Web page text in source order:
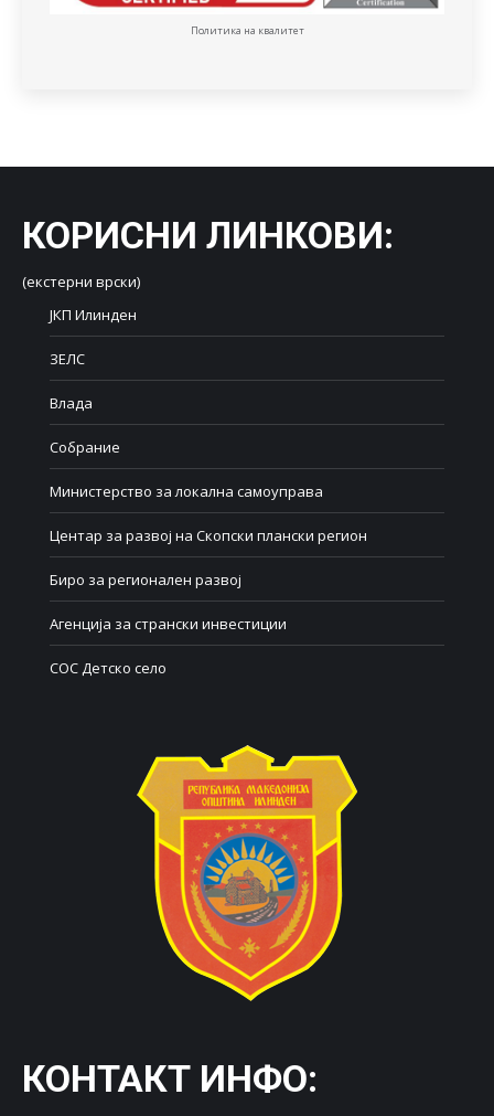
Политика на квалитет
КОРИСНИ ЛИНКОВИ:
(екстерни врски)
ЈКП Илинден
ЗЕЛС
Влада
Собрание
Министерство за локална самоуправа
Центар за развој на Скопски плански регион
Биро за регионален развој
Агенција за странски инвестиции
СОС Детско село
КОНТАКТ ИНФО: